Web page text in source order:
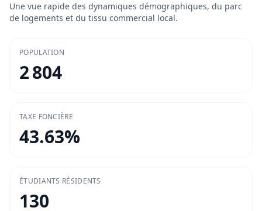
Une vue rapide des dynamiques démographiques, du parc
de logements et du tissu commercial local.
POPULATION
2 804
TAXE FONCIÈRE
43.63%
ÉTUDIANTS RÉSIDENTS
130